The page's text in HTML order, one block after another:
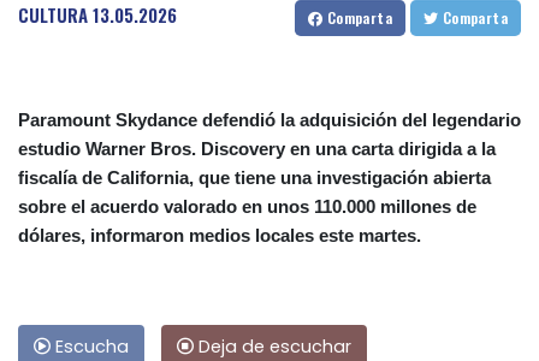
CULTURA13.05.2026 Comparta Comparta
Paramount Skydance defendió la adquisición del legendario
estudio Warner Bros. Discovery en una carta dirigida a la
fiscalía de California, que tiene una investigación abierta
sobre el acuerdo valorado en unos 110.000 millones de
dólares, informaron medios locales este martes.
Escucha Deja de escuchar